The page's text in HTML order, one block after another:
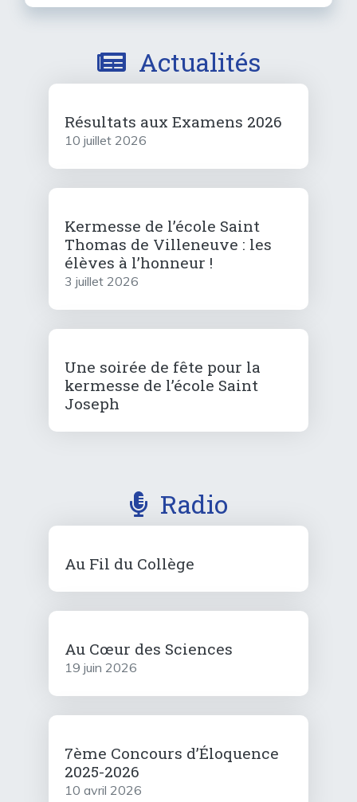
Actualités
Résultats aux Examens 2026
10 juillet 2026
Kermesse de l’école Saint
Thomas de Villeneuve : les
élèves à l’honneur !
3 juillet 2026
Une soirée de fête pour la
kermesse de l’école Saint
Joseph
Radio
Au Fil du Collège
Au Cœur des Sciences
19 juin 2026
7ème Concours d’Éloquence
2025-2026
10 avril 2026